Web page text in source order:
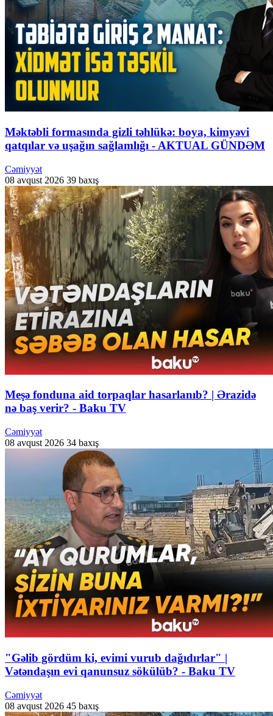
Məktəbli formasında gizli təhlükə: boya, kimyəvi
qatqılar və uşağın sağlamlığı - AKTUAL GÜNDƏM
Cəmiyyət
08 avqust 2026 39 baxış
Meşə fonduna aid torpaqlar hasarlanıb? | Ərazidə
nə baş verir? - Baku TV
Cəmiyyət
08 avqust 2026 34 baxış
"Gəlib gördüm ki, evimi vurub dağıdırlar" |
Vətəndaşın evi qanunsuz sökülüb? - Baku TV
Cəmiyyət
08 avqust 2026 45 baxış